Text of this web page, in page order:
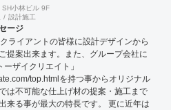
小林ビル 9F
設計施工
ージ
ライアントの皆様に設計デザインから
提案出来ます。また、グループ会社に
ザイクリエイト」
top.htmlを持つ事からオリジナル
は不可能な仕上げ材の提案・施工まで
来る事が最大の特長です。 更に近年は